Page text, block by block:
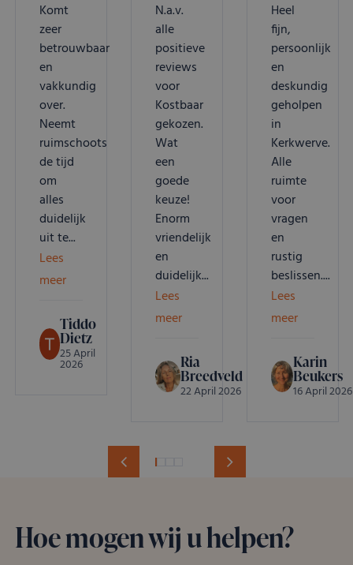
Komt
zeer
betrouwbaar
en
vakkundig
over.
Neemt
ruimschoots
de tijd
om
alles
duidelijk
uit te...
Lees
meer
Tiddo
Dietz
25 April
2026
N.a.v.
alle
positieve
reviews
voor
Kostbaar
gekozen.
Wat
een
goede
keuze!
Enorm
vriendelijk
en
duidelijk...
Lees
meer
Ria
Breedveld
22 April 2026
Heel
fijn,
persoonlijk
en
deskundig
geholpen
in
Kerkwerve.
Alle
ruimte
voor
vragen
en
rustig
beslissen....
Lees
meer
Karin
Beukers
16 April 2026
Hoe mogen wij u helpen?